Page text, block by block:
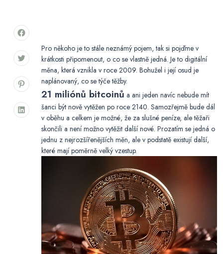
Pro někoho je to stále neznámý pojem, tak si pojďme v
krátkosti připomenout, o co se vlastně jedná. Je to digitální
měna, která vznikla v roce 2009. Bohužel i její osud je
naplánovaný, co se týče těžby.
21 miliónů bitcoinů a ani jeden navíc nebude mít
šanci být nově vytěžen po roce 2140. Samozřejmě bude dál
v oběhu a celkem je možné, že za slušné peníze, ale těžaři
skončili a není možno vytěžit další nové. Prozatím se jedná o
jednu z nejrozšířenějších měn, ale v podstatě existují další,
které mají poměrně velký vzestup.